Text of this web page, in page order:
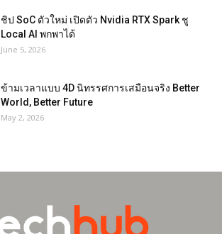
ชิป SoC ตัวใหม่ เปิดตัว Nvidia RTX Spark ชู
Local AI พกพาได้
June 5, 2026
ข้ามเวลาแบบ 4D นิทรรศการเสมือนจริง Better
World, Better Future
May 2, 2026